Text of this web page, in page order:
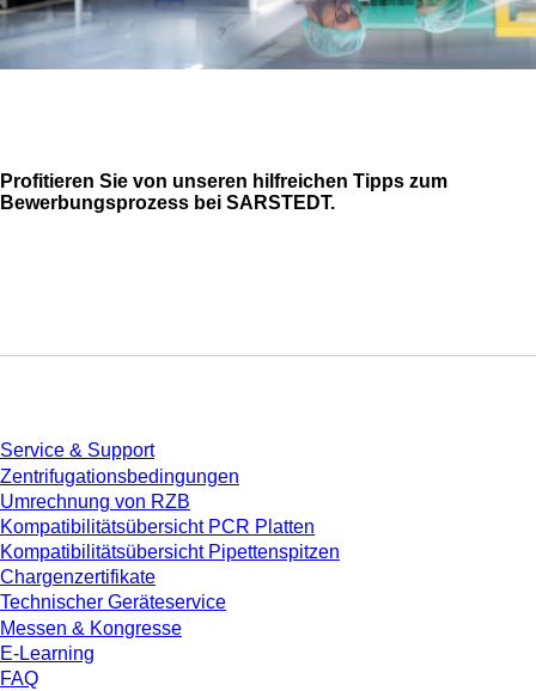
Profitieren Sie von unseren hilfreichen Tipps zum
Bewerbungsprozess bei SARSTEDT.
Service & Support
Zentrifugationsbedingungen
Umrechnung von RZB
Kompatibilitätsübersicht PCR Platten
Kompatibilitätsübersicht Pipettenspitzen
Chargenzertifikate
Technischer Geräteservice
Messen & Kongresse
E-Learning
FAQ